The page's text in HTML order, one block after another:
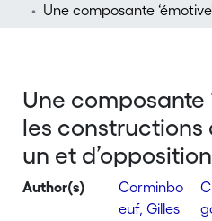
Une composante
les
un et
Author(s)
Corminbo
euf, Gilles